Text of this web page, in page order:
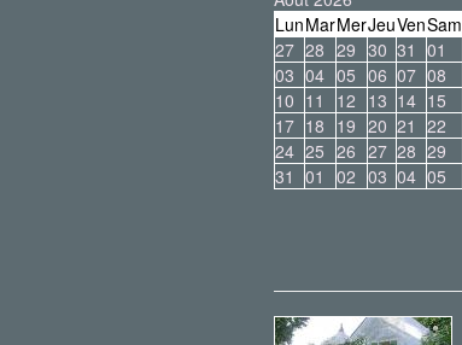
LunMarMerJeuVenSam
27 28 29 30 31 01
03 04 05 06 07 08
10 11 12 13 14 15
17 18 19 20 21 22
24 25 26 27 28 29
31 01 02 03 04 05